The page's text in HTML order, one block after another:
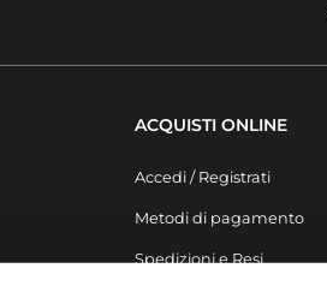
ACQUISTI ONLINE
Accedi / Registrati
Metodi di pagamento
Spedizioni e Resi